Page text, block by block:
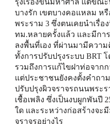
บางรัก เขตบางคอแหลม ห
พระราม 3 ซึ่งตนเคยนำเรื่
ทม.หลายครั้งแล้ว และมีกา
ลงพื้นที่เอง ที่ผ่านมามีควา
ทั้งการปรับปรุงระบบ BRT
รวมถึงการแก้ไขฝาท่อจากก
แต่ประชาชนยังคงตั้งคำถา
ปรับปรุงผิวจราจรถนนพระ
เชื้อเพลิง ซึ่งเป็นงบผูกพันปี
ใด และระหว่างก่อสร้างจะ
จราจรอย่างไร